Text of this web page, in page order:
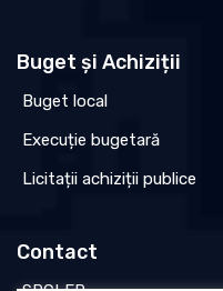
Buget și Achiziții
Buget local
Execuție bugetară
Licitații achiziții publice
Contact